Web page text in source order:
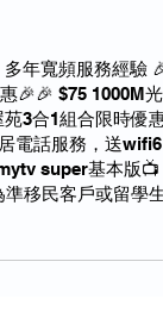
年寬頻服務經驗 🎉
🎉🎉 $75 1000M光
3合1組合限時優惠
電話服務，送wifi6
super基本版📺
移民客戶或留學生